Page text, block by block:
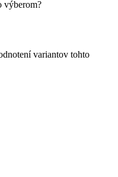
výberom?
variantov tohto